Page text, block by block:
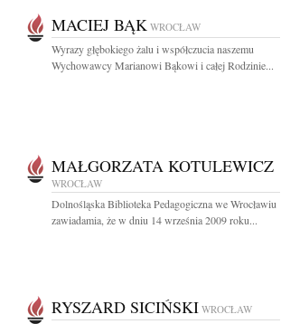
MACIEJ BĄK WROCŁAW
Wyrazy głębokiego żalu i współczucia naszemu
Wychowawcy Marianowi Bąkowi i całej Rodzinie...
MAŁGORZATA KOTULEWICZ
WROCŁAW
Dolnośląska Biblioteka Pedagogiczna we Wrocławiu
zawiadamia, że w dniu 14 września 2009 roku...
RYSZARD SICIŃSKI WROCŁAW